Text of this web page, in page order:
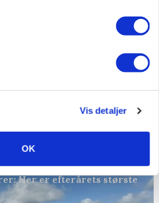
Vis detaljer
OK
tilskud til naturprojekter
Her er efterårets største